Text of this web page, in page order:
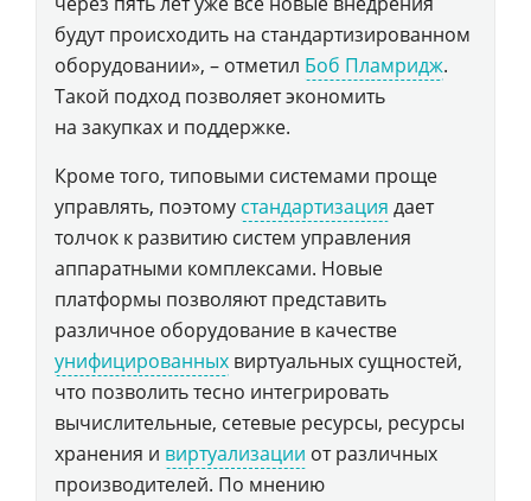
будут происходить на стандартизированном
оборудовании», – отметил Боб Пламридж.
Такой подход позволяет экономить
на закупках и поддержке.
Кроме того, типовыми системами проще
управлять, поэтому стандартизация дает
толчок к развитию систем управления
аппаратными комплексами. Новые
платформы позволяют представить
различное оборудование в качестве
унифицированных виртуальных сущностей,
что позволить тесно интегрировать
вычислительные, сетевые ресурсы, ресурсы
хранения и виртуализации от различных
производителей. По мнению